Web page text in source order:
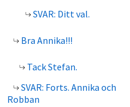
SVAR: Ditt val.
Bra Annika!!!
Tack Stefan.
SVAR: Forts. Annika och
Robban